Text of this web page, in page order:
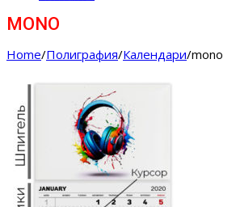
MONO
Home/Полиграфия/Календари/mono